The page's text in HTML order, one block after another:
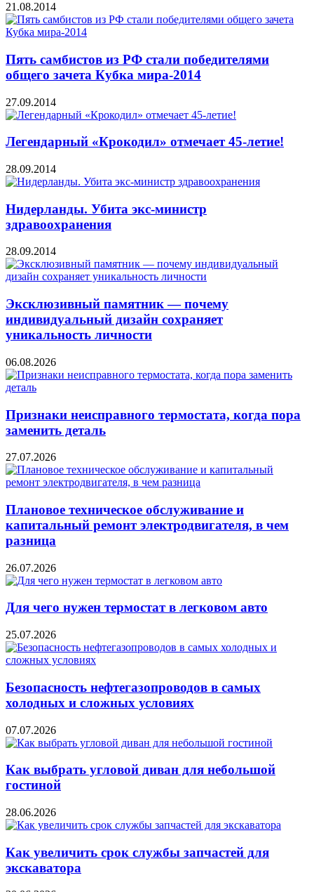
21.08.2014
Пять самбистов из РФ стали победителями
общего зачета Кубка мира-2014
27.09.2014
Легендарный «Крокодил» отмечает 45-летие!
28.09.2014
Нидерланды. Убита экс-министр
здравоохранения
28.09.2014
Эксклюзивный памятник — почему
индивидуальный дизайн сохраняет
уникальность личности
06.08.2026
Признаки неисправного термостата, когда пора
заменить деталь
27.07.2026
Плановое техническое обслуживание и
капитальный ремонт электродвигателя, в чем
разница
26.07.2026
Для чего нужен термостат в легковом авто
25.07.2026
Безопасность нефтегазопроводов в самых
холодных и сложных условиях
07.07.2026
Как выбрать угловой диван для небольшой
гостиной
28.06.2026
Как увеличить срок службы запчастей для
экскаватора